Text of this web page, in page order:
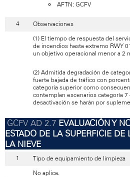
AFTN: GCFV
Observaciones
(1) El tiempo de respuesta del
de incendios hasta extremo RWY
un objetivo operacional menor a 2
(2) Admitida degradación de
fuerte bajada de tráfico con
categoria superior como
contemplan escenarios categoría 7
desactivación se harán por
EVALUACIÓN Y
ESTADO DE LA SUPERFICIE DE
LA NIEVE
Tipo de equipamiento de limpieza
No aplica.